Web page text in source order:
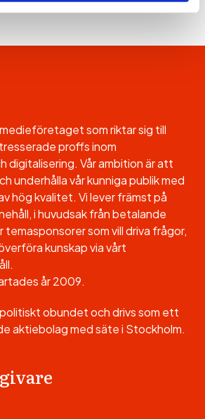
som riktar sig till
proffs inom
digitalisering. Vår ambition är att
underhålla vår kunniga publik med
hög kvalitet. Vi lever främst på
i huvudsak från betalande
som vill driva frågor,
kunskap via vårt
år 2009.
obundet och drivs som ett
aktiebolag med säte i Stockholm.